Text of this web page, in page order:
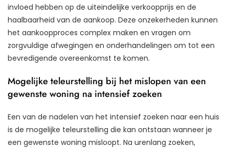
invloed hebben op de uiteindelijke verkoopprijs en de
haalbaarheid van de aankoop. Deze onzekerheden kunnen
het aankoopproces complex maken en vragen om
zorgvuldige afwegingen en onderhandelingen om tot een
bevredigende overeenkomst te komen.
Mogelijke teleurstelling bij het mislopen van een
gewenste woning na intensief zoeken
Een van de nadelen van het intensief zoeken naar een huis
is de mogelijke teleurstelling die kan ontstaan wanneer je
een gewenste woning misloopt. Na urenlang zoeken,